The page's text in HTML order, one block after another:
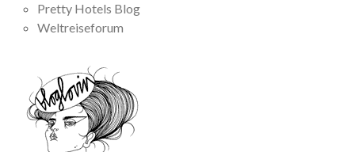
Pretty Hotels Blog
Weltreiseforum